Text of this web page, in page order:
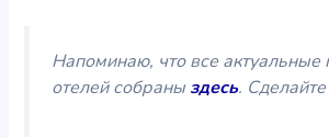
Напоминаю, что все актуальные
отелей собраныздесь.